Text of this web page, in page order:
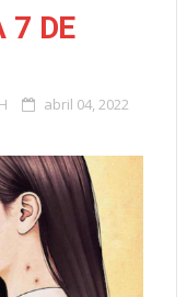
7 DE
abril 04, 2022